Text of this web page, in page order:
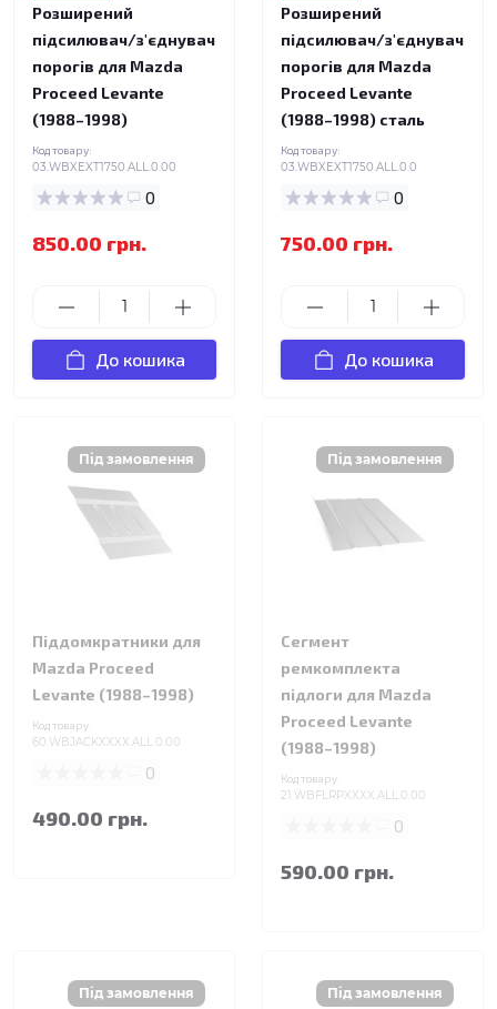
Розширений
підсилювач/з'єднувач
порогів для Mazda
Proceed Levante
(1988–1998)
Код товару:
03.WBXEXT1750.ALL.0.00
0
850.00 грн.
До кошика
Розширений
підсилювач/з'єднувач
порогів для Mazda
Proceed Levante
(1988–1998) сталь
Код товару:
03.WBXEXT1750.ALL.0.0
0
750.00 грн.
До кошика
Піддомкратники для
Mazda Proceed
Levante (1988–1998)
Код товару:
60.WBJACKXXXX.ALL.0.00
0
490.00 грн.
Сегмент
ремкомплекта
підлоги для Mazda
Proceed Levante
(1988–1998)
Код товару:
21.WBFLRPXXXX.ALL.0.00
0
590.00 грн.